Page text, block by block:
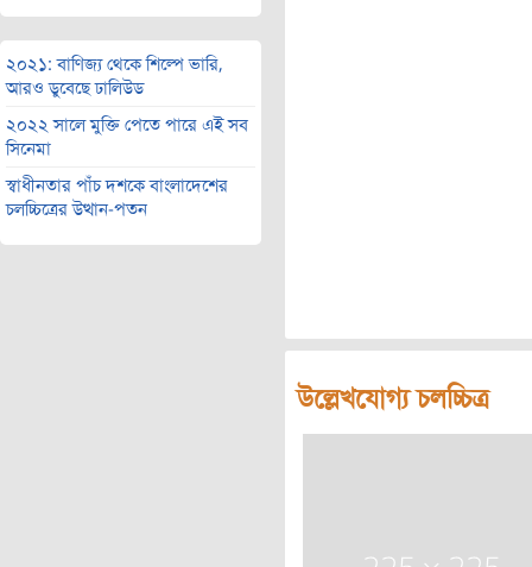
২০২১: বাণিজ্য থেকে শিল্পে ভারি,
আরও ডুবেছে ঢালিউড
২০২২ সালে মুক্তি পেতে পারে এই সব
সিনেমা
স্বাধীনতার পাঁচ দশকে বাংলাদেশের
চলচ্চিত্রের উত্থান-পতন
উল্লেখযোগ্য চলচ্চিত্র